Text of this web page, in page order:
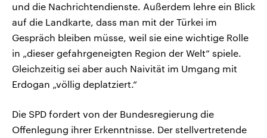
und die Nachrichtendienste. Außerdem lehre ein Blick
auf die Landkarte, dass man mit der Türkei im
Gespräch bleiben müsse, weil sie eine wichtige Rolle
in „dieser gefahrgeneigten Region der Welt“ spiele.
Gleichzeitig sei aber auch Naivität im Umgang mit
Erdogan „völlig deplatziert.“
Die SPD fordert von der Bundesregierung die
Offenlegung ihrer Erkenntnisse. Der stellvertretende